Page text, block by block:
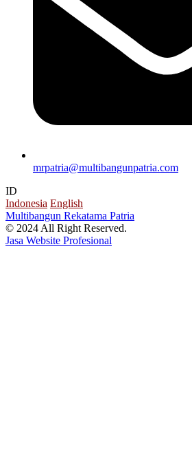
mrpatria@multibangunpatria.com
ID
Indonesia English
Multibangun Rekatama Patria
© 2024 All Right Reserved.
Jasa Website Profesional